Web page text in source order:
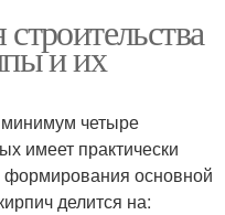
и их
четыре
имеет практически
формирования основной
делится на: